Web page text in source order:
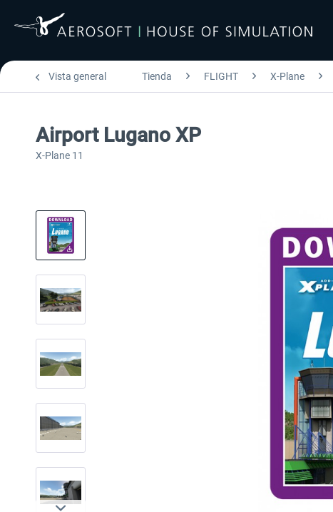
Vista general Tienda FLIGHT X-Plane
Airport Lugano XP
X-Plane 11